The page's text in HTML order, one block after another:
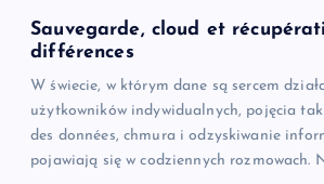
Sauvegarde, cloud et
différences
W świecie, w którym dane są sercem
użytkowników indywidualnych, pojęcia
des données, chmura i odzyskiwanie
pojawiają się w codziennych rozmowach.